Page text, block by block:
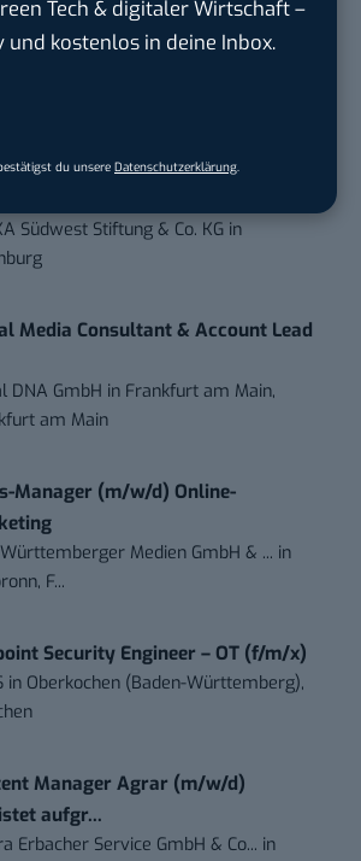
Tech & digitaler Wirtschaft –
und kostenlos in deine Inbox.
du unsere Datenschutzerklärung
Media Manager (w/m/d)
Marketing Manager
Südwest Stiftung & Co. KG in
Media Consultant & Account Lead
DNA GmbH in Frankfurt am Main,
am Main
Manager (m/w/d) Online-
Medien GmbH & ... in
F...
Security Engineer – OT (f/m/x)
in Oberkochen (Baden-Württemberg),
Manager Agrar (m/w/d)
aufgr...
Erbacher Service GmbH & Co... in